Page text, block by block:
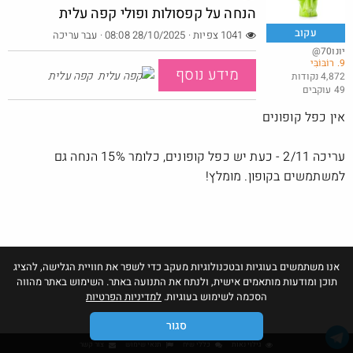
FOX HOME FINAL SALE – 70% הנחה על מאות פריטים
· ·
אנו משתמשים בעוגיות ובטכנולוגיות מעקב כדי לשפר את חוויית הגלישה, להציג
תוכן ומודעות מותאמים אישית, ולנתח את התנועה באתר. השימוש באתר מהווה
הסכמה לשימוש בעוגיות. למדיניות הפרטיות
סגור
עקוב
@יונו70
9. רוֹבּוֹבִּי
4,872 נקודות
49 עוקבים
הנחה על קפסולות ופולי קפה עלית
· עבר עריכה
מידע נוסף קפה עלית
אין כפל קופונים
עריכה 2/11 - כעת יש כפל קופונים, כלומר 15% הנחה גם
למשתמשים בקופון. מומלץ!